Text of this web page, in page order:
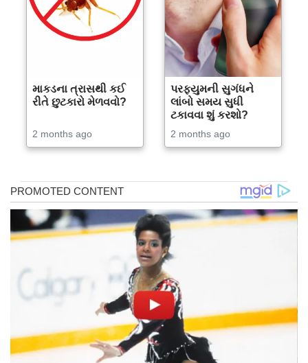
માકડના ત્રાસથી કઈ
રીતે છુટકારો મેળવવો?
2 months ago
પરફ્યુમની સુગંધને
લાંબો સમય સુધી
ટકાવવા શું કરશો?
2 months ago